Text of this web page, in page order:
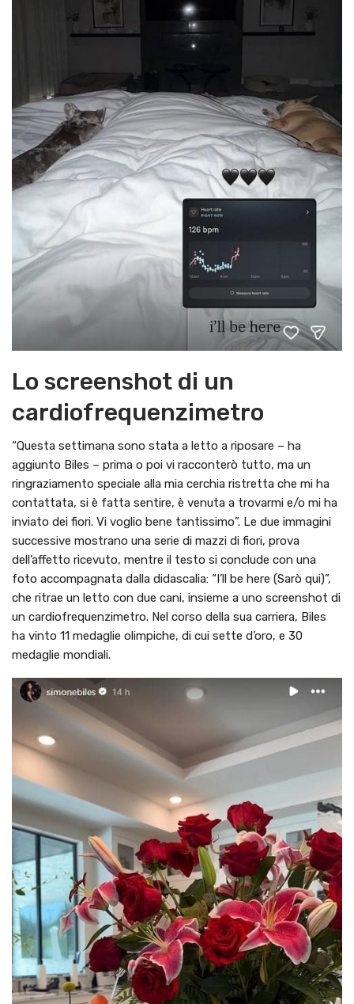
Lo screenshot di un
cardiofrequenzimetro
“Questa settimana sono stata a letto a riposare – ha
aggiunto Biles – prima o poi vi racconterò tutto, ma un
ringraziamento speciale alla mia cerchia ristretta che mi ha
contattata, si è fatta sentire, è venuta a trovarmi e/o mi ha
inviato dei fiori. Vi voglio bene tantissimo”. Le due immagini
successive mostrano una serie di mazzi di fiori, prova
dell’affetto ricevuto, mentre il testo si conclude con una
foto accompagnata dalla didascalia: “I’ll be here (Sarò qui)”,
che ritrae un letto con due cani, insieme a uno screenshot di
un cardiofrequenzimetro. Nel corso della sua carriera, Biles
ha vinto 11 medaglie olimpiche, di cui sette d’oro, e 30
medaglie mondiali.